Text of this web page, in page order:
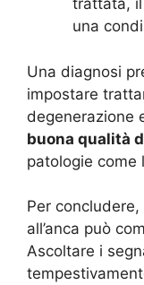
trattata, il
una
Una diagnosi
impostare
degenerazione
buona qualità
patologie come
Per
all’anca può
Ascoltare i